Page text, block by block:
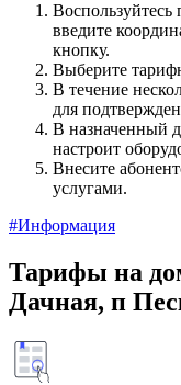
Воспользуйтесь
введите
кнопку.
Выберите
В течение
для
В назначенный
настроит
Внесите
услугами.
#Информация
Тарифы на
Дачная, п